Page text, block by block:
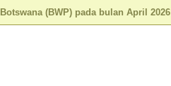
(BWP) pada bulan April 2026